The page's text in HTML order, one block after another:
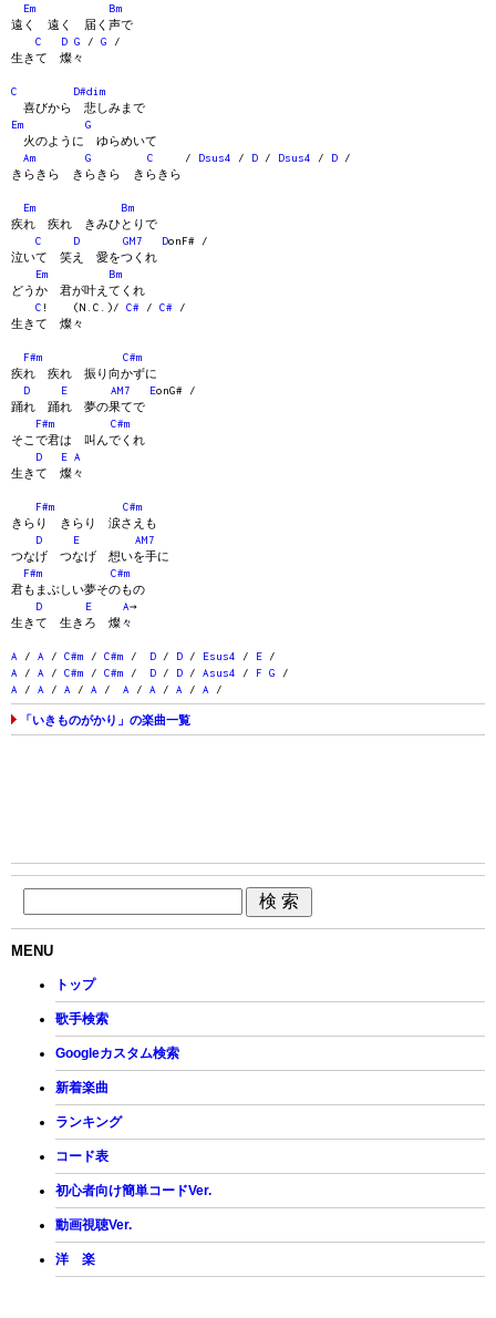
Em
Bm
遠く 遠く 届く声で
C
D G / G /
生きて 燦々
C
D#dim
喜びから 悲しみまで
Em
G
火のように ゆらめいて
Am
G C / Dsus4 / D / Dsus4 / D /
きらきら きらきら きらきら
Em
Bm
疾れ 疾れ きみひとりで
C
D GM7 DonF# /
泣いて 笑え 愛をつくれ
Em
Bm
どうか 君が叶えてくれ
C ! (N.C.)/ C# / C# /
生きて 燦々
F#m
C#m
疾れ 疾れ 振り向かずに
D
E AM7 EonG# /
踊れ 踊れ 夢の果てで
F#m
C#m
そこで君は 叫んでくれ
D
E A
生きて 燦々
F#m
C#m
きらり きらり 涙さえも
D
E
AM7
つなげ つなげ 想いを手に
F#m
C#m
君もまぶしい夢そのもの
D
E A→
生きて 生きろ 燦々
A / A / C#m / C#m / D / D / Esus4 / E /
A / A / C#m / C#m / D / D / Asus4 / F G /
A / A / A / A / A / A / A / A /
「いきものがかり」の楽曲一覧
MENU
トップ
歌手検索
Googleカスタム検索
新着楽曲
ランキング
コード表
初心者向け簡単コードVer.
動画視聴Ver.
洋 楽